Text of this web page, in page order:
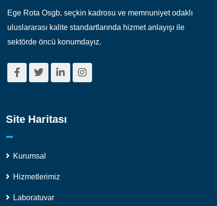
Ege Rota Osgb, seçkin kadrosu ve memnuniyet odaklı
uluslararası kalite standartlarında hizmet anlayışı ile
sektörde öncü konumdayız.
Site Haritası
Kurumsal
Hizmetlerimiz
Laboratuvar